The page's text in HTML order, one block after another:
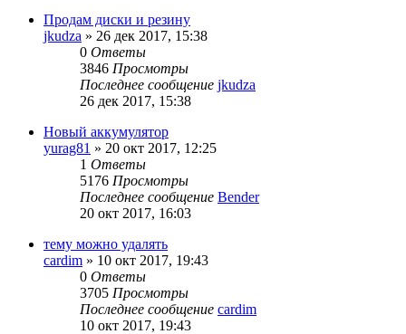
Продам диски и резину
jkudza » 26 дек 2017, 15:38
0 Ответы
3846 Просмотры
Последнее сообщение jkudza
26 дек 2017, 15:38
Новый аккумулятор
yurag81 » 20 окт 2017, 12:25
1 Ответы
5176 Просмотры
Последнее сообщение Bender
20 окт 2017, 16:03
тему можно удалять
cardim » 10 окт 2017, 19:43
0 Ответы
3705 Просмотры
Последнее сообщение cardim
10 окт 2017, 19:43